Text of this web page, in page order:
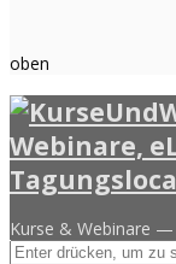
oben
Kurse & Webinare —